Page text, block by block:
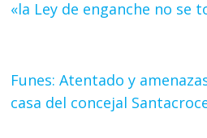
«la Ley de enganche no se
Funes: Atentado y
casa del concejal